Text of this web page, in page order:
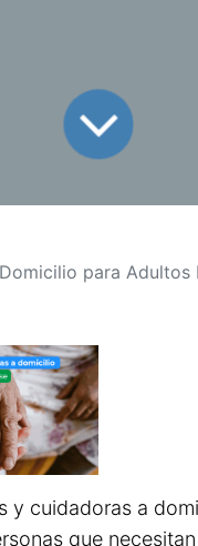
para Adultos
y cuidadoras a
que